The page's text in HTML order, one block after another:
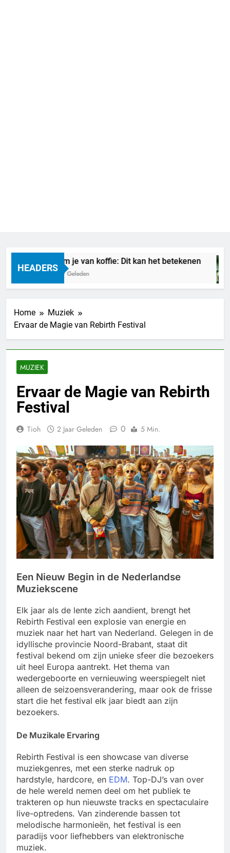
HEADERS
Droom je van koffie: Dit kan het betekenen
20 Uur Geleden
Home
Muziek
Ervaar de Magie van Rebirth Festival
MUZIEK
Ervaar de Magie van Rebirth
Festival
Tioh 2 Jaar Geleden 0 5 Min.
Een Nieuw Begin in de Nederlandse
Muziekscene
Elk jaar als de lente zich aandient, brengt het
Rebirth Festival een explosie van energie en
muziek naar het hart van Nederland. Gelegen in de
idyllische provincie Noord-Brabant, staat dit
festival bekend om zijn unieke sfeer die bezoekers
uit heel Europa aantrekt. Het thema van
wedergeboorte en vernieuwing weerspiegelt niet
alleen de seizoensverandering, maar ook de frisse
start die het festival elk jaar biedt aan zijn
bezoekers.
De Muzikale Ervaring
Rebirth Festival is een showcase van diverse
muziekgenres, met een sterke nadruk op
hardstyle, hardcore, en EDM. Top-DJ’s van over
de hele wereld nemen deel om het publiek te
trakteren op hun nieuwste tracks en spectaculaire
live-optredens. Van zinderende bassen tot
melodische harmonieën, het festival is een
paradijs voor liefhebbers van elektronische
muziek.